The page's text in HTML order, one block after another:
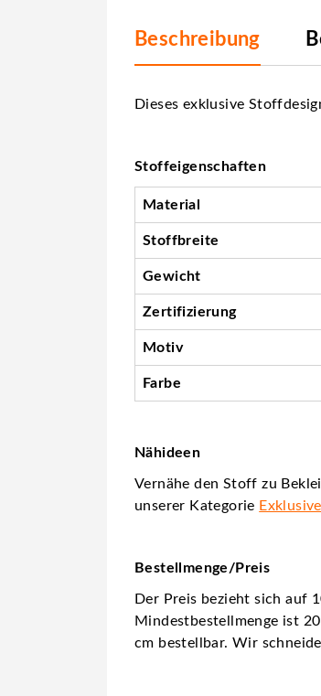
Beschreibung
Dieses exklusive
Stoffeigenschaften
Material
Stoffbreite
Gewicht
Zertifizierung
Motiv
Farbe
Nähideen
Vernähe den Stoff zu
unserer Kategorie
Bestellmenge/Preis
Der Preis bezieht sich auf
Mindestbestellmenge ist
cm bestellbar. Wir